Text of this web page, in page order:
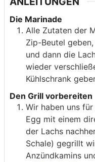
Die Marinade
Alle Zutaten der
Zip-Beutel
und dann die
wieder
Kühlschrank
Den Grill vorbereiten
Wir haben uns
Egg mit einem
der Lachs
Schale) gegrillt
Anzündkamins